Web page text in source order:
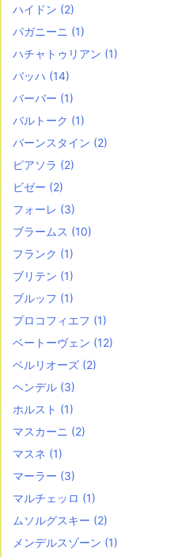
ハイドン (2)
パガニーニ (1)
ハチャトゥリアン (1)
バッハ (14)
バーバー (1)
バルトーク (1)
バーンスタイン (2)
ピアソラ (2)
ビゼー (2)
フォーレ (3)
ブラームス (10)
フランク (1)
ブリテン (1)
ブルッフ (1)
プロコフィエフ (1)
ベートーヴェン (12)
ベルリオーズ (2)
ヘンデル (3)
ホルスト (1)
マスカーニ (2)
マスネ (1)
マーラー (3)
マルチェッロ (1)
ムソルグスキー (2)
メンデルスゾーン (1)